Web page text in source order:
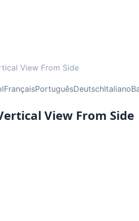
View From Side
FrançaisPortuguêsDeutschItaliano
View From Side